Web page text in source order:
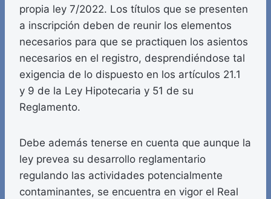
propia ley 7/2022. Los títulos que se presenten
a inscripción deben de reunir los elementos
necesarios para que se practiquen los asientos
necesarios en el registro, desprendiéndose tal
exigencia de lo dispuesto en los artículos 21.1
y 9 de la Ley Hipotecaria y 51 de su
Reglamento.
Debe además tenerse en cuenta que aunque la
ley prevea su desarrollo reglamentario
regulando las actividades potencialmente
contaminantes, se encuentra en vigor el Real